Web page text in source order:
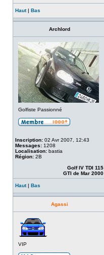
Haut| Bas
Archlord
Golfiste Passionné
Inscription: 02 Avr 2007, 12:43
Messages: 1208
Localisation: bastia
Région: 2B
Golf IV TDI 115
GTI de Mar 2000
Haut| Bas
Agassi
VIP